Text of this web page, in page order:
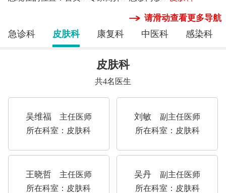
请滑动查看更多导航
急诊科 皮肤科 康复科 中医科 感染科
皮肤科
共4名医生
吴维福
主任医师
所在科室：皮肤科
刘敏
副主任医师
所在科室：皮肤科
王晓哲
主任医师
所在科室：皮肤科
吴丹
副主任医师
所在科室：皮肤科